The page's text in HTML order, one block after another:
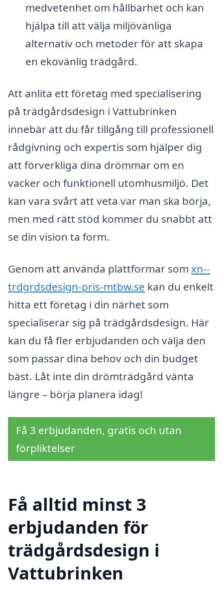
medvetenhet om hållbarhet och kan
hjälpa till att välja miljövänliga
alternativ och metoder för att skapa
en ekovänlig trädgård.
Att anlita ett företag med specialisering
på trädgårdsdesign i Vattubrinken
innebär att du får tillgång till professionell
rådgivning och expertis som hjälper dig
att förverkliga dina drömmar om en
vacker och funktionell utomhusmiljö. Det
kan vara svårt att veta var man ska börja,
men med rätt stöd kommer du snabbt att
se din vision ta form.
Genom att använda plattformar som xn--
trdgrdsdesign-pris-mtbw.se kan du enkelt
hitta ett företag i din närhet som
specialiserar sig på trädgårdsdesign. Här
kan du få fler erbjudanden och välja den
som passar dina behov och din budget
bäst. Låt inte din drömträdgård vänta
längre – börja planera idag!
Få 3 erbjudanden, gratis och utan
förpliktelser
Få alltid minst 3
erbjudanden för
trädgårdsdesign i
Vattubrinken